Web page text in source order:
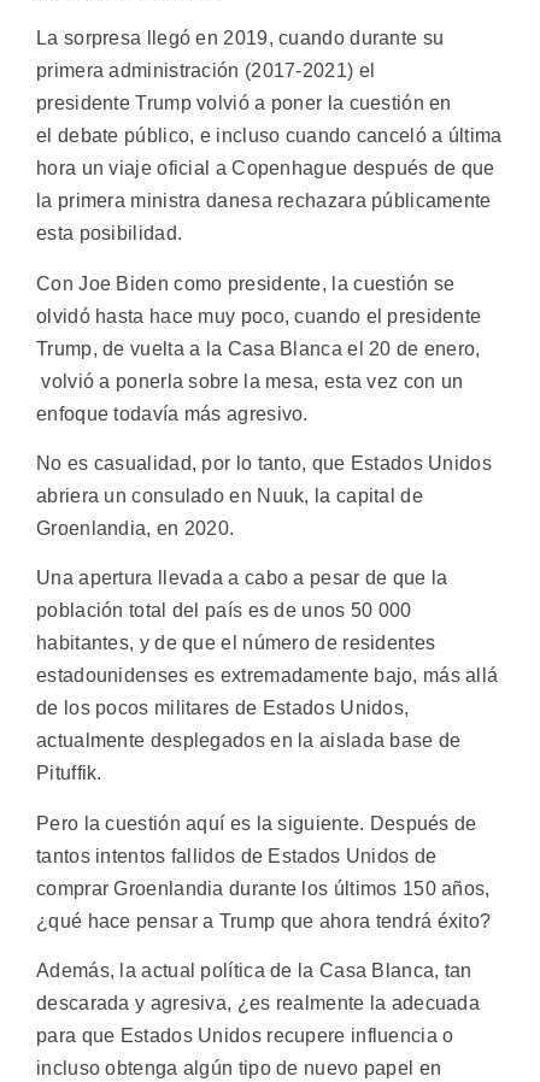
La sorpresa llegó en 2019, cuando durante su
primera administración (2017-2021) el
presidente Trump volvió a poner la cuestión en
el debate público, e incluso cuando canceló a última
hora un viaje oficial a Copenhague después de que
la primera ministra danesa rechazara públicamente
esta posibilidad.
Con Joe Biden como presidente, la cuestión se
olvidó hasta hace muy poco, cuando el presidente
Trump, de vuelta a la Casa Blanca el 20 de enero,
volvió a ponerla sobre la mesa, esta vez con un
enfoque todavía más agresivo.
No es casualidad, por lo tanto, que Estados Unidos
abriera un consulado en Nuuk, la capital de
Groenlandia, en 2020.
Una apertura llevada a cabo a pesar de que la
población total del país es de unos 50 000
habitantes, y de que el número de residentes
estadounidenses es extremadamente bajo, más allá
de los pocos militares de Estados Unidos,
actualmente desplegados en la aislada base de
Pituffik.
Pero la cuestión aquí es la siguiente. Después de
tantos intentos fallidos de Estados Unidos de
comprar Groenlandia durante los últimos 150 años,
¿qué hace pensar a Trump que ahora tendrá éxito?
Además, la actual política de la Casa Blanca, tan
descarada y agresiva, ¿es realmente la adecuada
para que Estados Unidos recupere influencia o
incluso obtenga algún tipo de nuevo papel en